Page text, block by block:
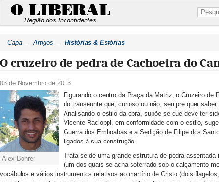
O LIBERAL
Região dos Inconfidentes
Capa Artigos Histórias & Estórias
O cruzeiro de pedra de Cachoeira do
03 de Novembro de 2013
Alex Bohrer
Figurando o centro da Praça da Matriz, o Cruzeiro
do transeunte que, curioso ou não, sempre quer
Analisando o estilo da obra, supõe-se que deve ter
Vicente Racioppi, em conformidade com o estilo,
Guerra dos Emboabas e a Sedição de Filipe dos
ligados à sua construção.
Trata-se de uma grande estrutura de pedra
(um dos quais se acha soterrado sob o calçamento
vocábulos e vários instrumentos relativos ao martírio de Cristo (dois